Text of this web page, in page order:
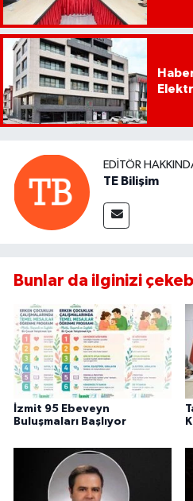
EDITÖR
TE Bilişim
Bunlar da ilginizi
İzmit 95 Ebeveyn
Buluşmaları Başlıyor